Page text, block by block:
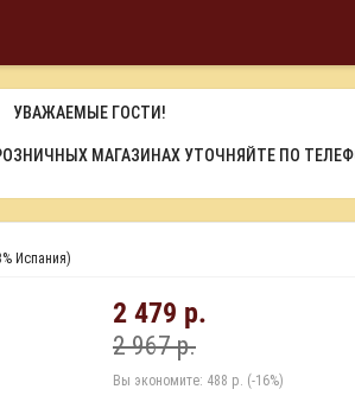
УВАЖАЕМЫЕ ГОСТИ!
МАГАЗИНАХ УТОЧНЯЙТЕ ПО
Испания)
2 479 р.
2 967 р.
Вы экономите: 488 р. (-16%)